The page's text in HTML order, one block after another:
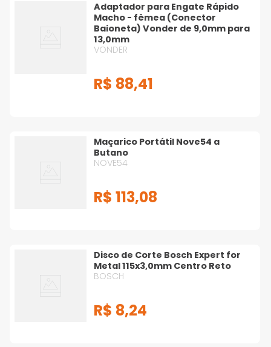
Adaptador para Engate Rápido
Macho - fêmea (Conector
Baioneta) Vonder de 9,0mm para
13,0mm
VONDER
R$ 88,41
Maçarico Portátil Nove54 a
Butano
NOVE54
R$ 113,08
Disco de Corte Bosch Expert for
Metal 115x3,0mm Centro Reto
BOSCH
R$ 8,24